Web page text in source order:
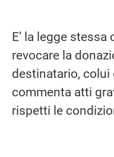
E’ la legge
revocare la
destinatario, colui
commenta atti
rispetti le